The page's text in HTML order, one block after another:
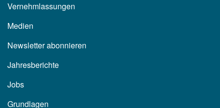
Vernehmlassungen
Medien
Newsletter abonnieren
Jahresberichte
Jobs
Grundlagen